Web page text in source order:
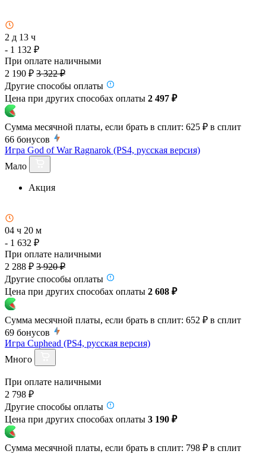
2 д 13 ч
- 1 132 ₽
При оплате наличными
2 190 ₽ 3 322 ₽
Другие способы оплаты
Цена при других способах оплаты 2 497 ₽
Сумма месячной платы, если брать в сплит: 625 ₽ в сплит
66 бонусов
Игра God of War Ragnarok (PS4, русская версия)
Мало
Акция
04 ч 20 м
- 1 632 ₽
При оплате наличными
2 288 ₽ 3 920 ₽
Другие способы оплаты
Цена при других способах оплаты 2 608 ₽
Сумма месячной платы, если брать в сплит: 652 ₽ в сплит
69 бонусов
Игра Cuphead (PS4, русская версия)
Много
При оплате наличными
2 798 ₽
Другие способы оплаты
Цена при других способах оплаты 3 190 ₽
Сумма месячной платы, если брать в сплит: 798 ₽ в сплит